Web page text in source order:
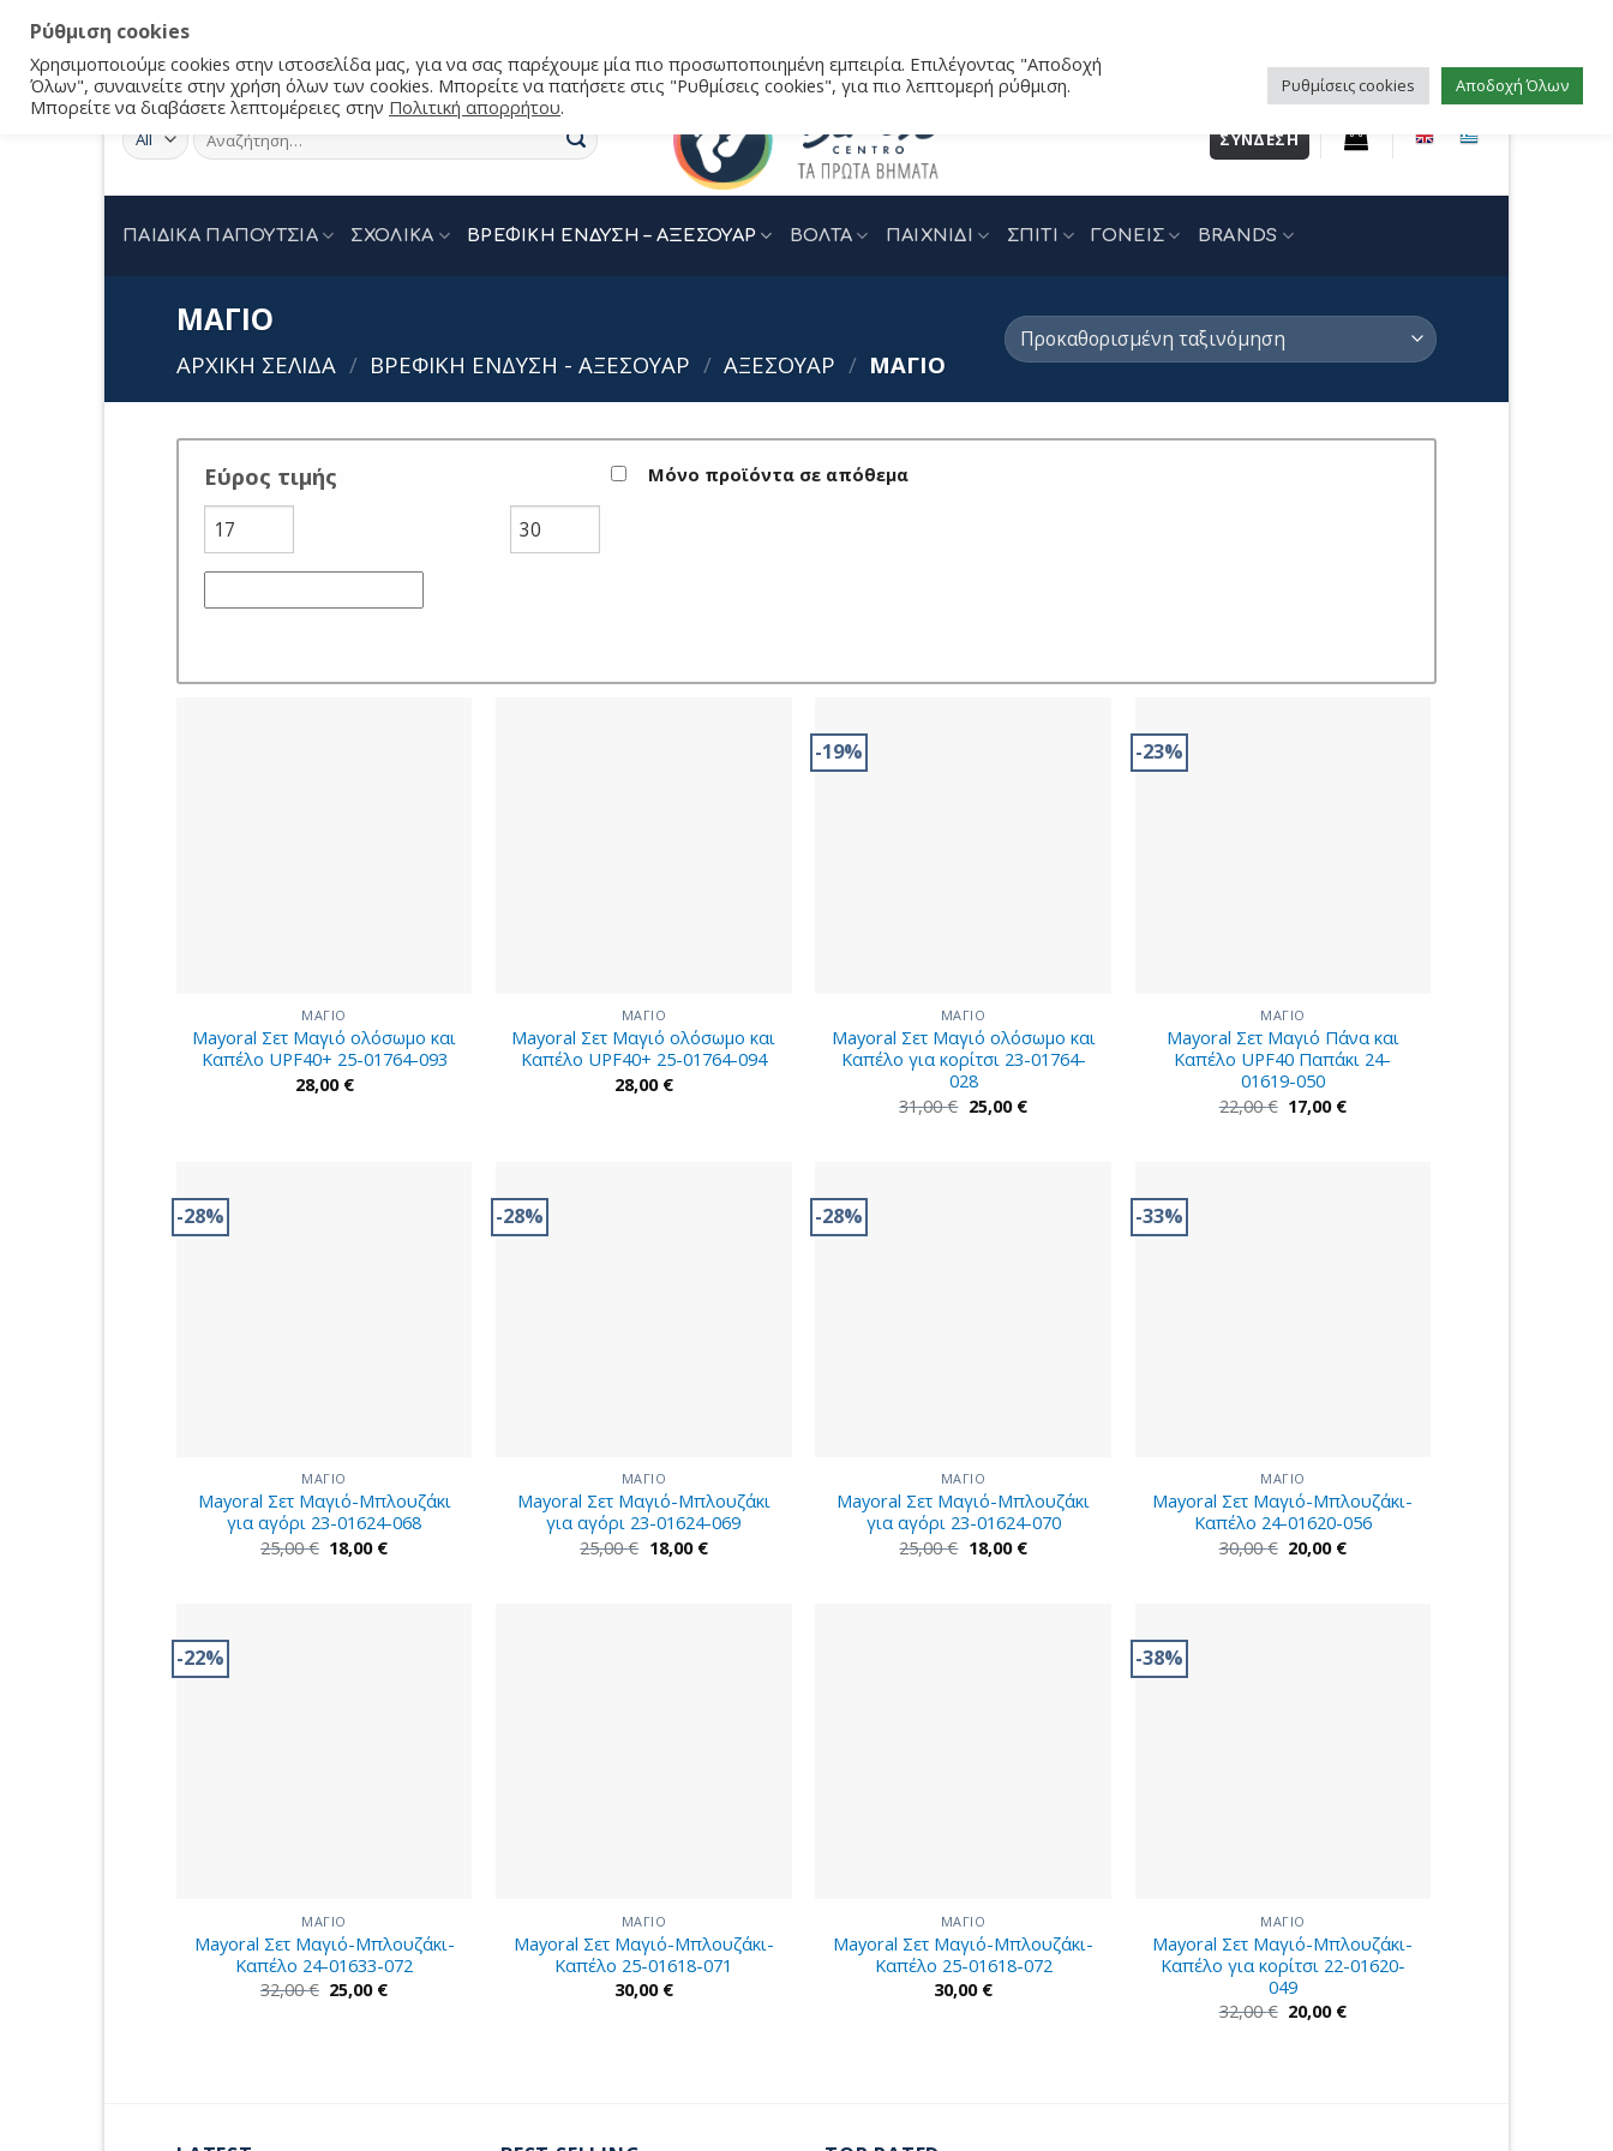
Αναζήτηση
για:
ΣΎΝΔΕΣΗ
ΠΑΙΔΙΚΑ ΠΑΠΟΥΤΣΙΑ ΣΧΟΛΙΚΑ ΒΡΕΦΙΚΗ ΕΝΔΥΣΗ – ΑΞΕΣΟΥΑΡ ΒΟΛΤΑ ΠΑΙΧΝΙΔΙ ΣΠΙΤΙ ΓΟΝΕΙΣ BRANDS
ΜΑΓΙΟ
ΑΡΧΙΚΉ ΣΕΛΊΔΑ / ΒΡΕΦΙΚΗ ΕΝΔΥΣΗ - ΑΞΕΣΟΥΑΡ / ΑΞΕΣΟΥΑΡ / ΜΑΓΙΟ
Εύρος τιμής Μόνο προϊόντα σε απόθεμα
ΜΑΓΙΟ
Mayoral Σετ Μαγιό ολόσωμο και
Καπέλο UPF40+ 25-01764-093
28,00 €
ΜΑΓΙΟ
Mayoral Σετ Μαγιό ολόσωμο και
Καπέλο UPF40+ 25-01764-094
28,00 €
-19%
ΜΑΓΙΟ
Mayoral Σετ Μαγιό ολόσωμο και
Καπέλο για κορίτσι 23-01764-
028
31,00€ Original
price
25,00 €Η
τρέχουσα
-23%
ΜΑΓΙΟ
Mayoral Σετ Μαγιό Πάνα και
Καπέλο UPF40 Παπάκι 24-
01619-050
22,00€ Original
price
17,00 €Η
τρέχουσα
-28%
ΜΑΓΙΟ
Mayoral Σετ Μαγιό-Μπλουζάκι
για αγόρι 23-01624-068
25,00€ Original
price
18,00 €Η
τρέχουσα
-28%
ΜΑΓΙΟ
Mayoral Σετ Μαγιό-Μπλουζάκι
για αγόρι 23-01624-069
25,00€ Original
price
18,00 €Η
τρέχουσα
-28%
ΜΑΓΙΟ
Mayoral Σετ Μαγιό-Μπλουζάκι
για αγόρι 23-01624-070
25,00€ Original
price
18,00 €Η
τρέχουσα
-33%
ΜΑΓΙΟ
Mayoral Σετ Μαγιό-Μπλουζάκι-
Καπέλο 24-01620-056
30,00€ Original
price
20,00 €Η
τρέχουσα
-22%
ΜΑΓΙΟ
Mayoral Σετ Μαγιό-Μπλουζάκι-
Καπέλο 24-01633-072
32,00€ Original
price
25,00 €Η
ΜΑΓΙΟ
Mayoral Σετ Μαγιό-Μπλουζάκι-
Καπέλο 25-01618-071
30,00 €
ΜΑΓΙΟ
Mayoral Σετ Μαγιό-Μπλουζάκι-
Καπέλο 25-01618-072
30,00 €
-38%
ΜΑΓΙΟ
Mayoral Σετ Μαγιό-Μπλουζάκι-
Καπέλο για κορίτσι 22-01620-
049
32,00€ Original
price
20,00 €Η
Ρύθμιση cookies
Χρησιμοποιούμε cookies στην ιστοσελίδα μας, για να σας παρέχουμε μία πιο προσωποποιημένη εμπειρία. Επιλέγοντας "Αποδοχή
Όλων", συναινείτε στην χρήση όλων των cookies. Μπορείτε να πατήσετε στις "Ρυθμίσεις cookies", για πιο λεπτομερή ρύθμιση.
Μπορείτε να διαβάσετε λεπτομέρειες στην Πολιτική απορρήτου.
Ρυθμίσεις cookies Αποδοχή Όλων